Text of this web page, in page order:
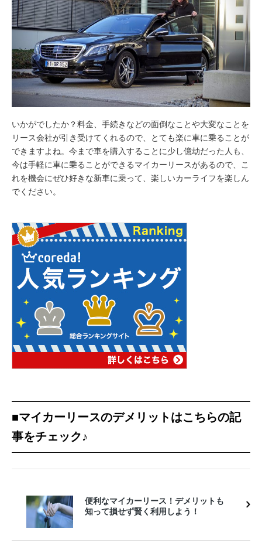
いかがでしたか？料金、手続きなどの面倒なことや大変なことを
リース会社が引き受けてくれるので、とても楽に車に乗ることが
できますよね。今まで車を購入することに少し億劫だった人も、
今は手軽に車に乗ることができるマイカーリースがあるので、こ
れを機会にぜひ好きな新車に乗って、楽しいカーライフを楽しん
でください。
■マイカーリースのデメリットはこちらの記
事をチェック♪